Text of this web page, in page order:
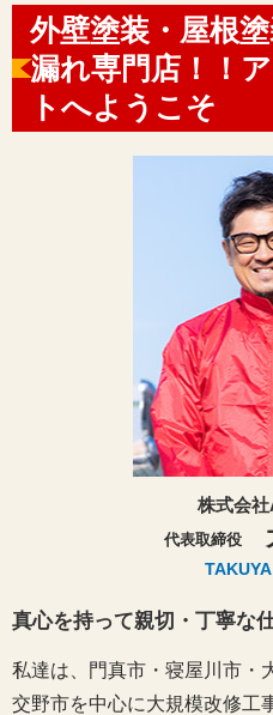
外壁塗装・屋根
漏れ専門店！！
トへようこそ
株式会
代表取締役
真心を持って親切・丁寧な
私達は、門真市・寝屋川市・
交野市を中心に大規模改修工